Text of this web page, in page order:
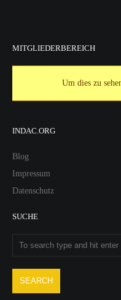
MITGLIEDERBEREICH
Um dies zu
INDAC.ORG
Blog
Impressum
Datenschutz
SUCHE